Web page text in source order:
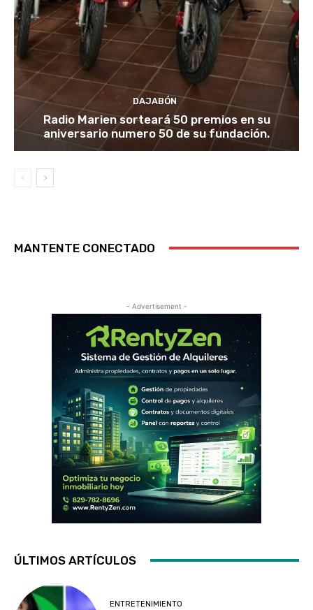
DAJABÓN
Radio Marien sorteará 50 premios en su
aniversario numero 50 de su fundación.
MANTENTE CONECTADO
- Advertisement -
ÚLTIMOS ARTÍCULOS
ENTRETENIMIENTO